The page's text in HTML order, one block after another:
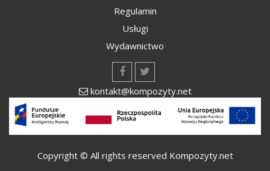
Regulamin
Usługi
Wydawnictwo
kontakt@kompozyty.net
Copyright © All rights reserved Kompozyty.net